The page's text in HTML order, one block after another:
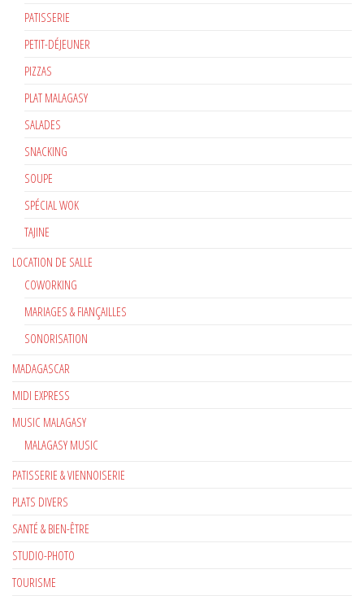
PATISSERIE
PETIT-DÉJEUNER
PIZZAS
PLAT MALAGASY
SALADES
SNACKING
SOUPE
SPÉCIAL WOK
TAJINE
LOCATION DE SALLE
COWORKING
MARIAGES & FIANÇAILLES
SONORISATION
MADAGASCAR
MIDI EXPRESS
MUSIC MALAGASY
MALAGASY MUSIC
PATISSERIE & VIENNOISERIE
PLATS DIVERS
SANTÉ & BIEN-ÊTRE
STUDIO-PHOTO
TOURISME